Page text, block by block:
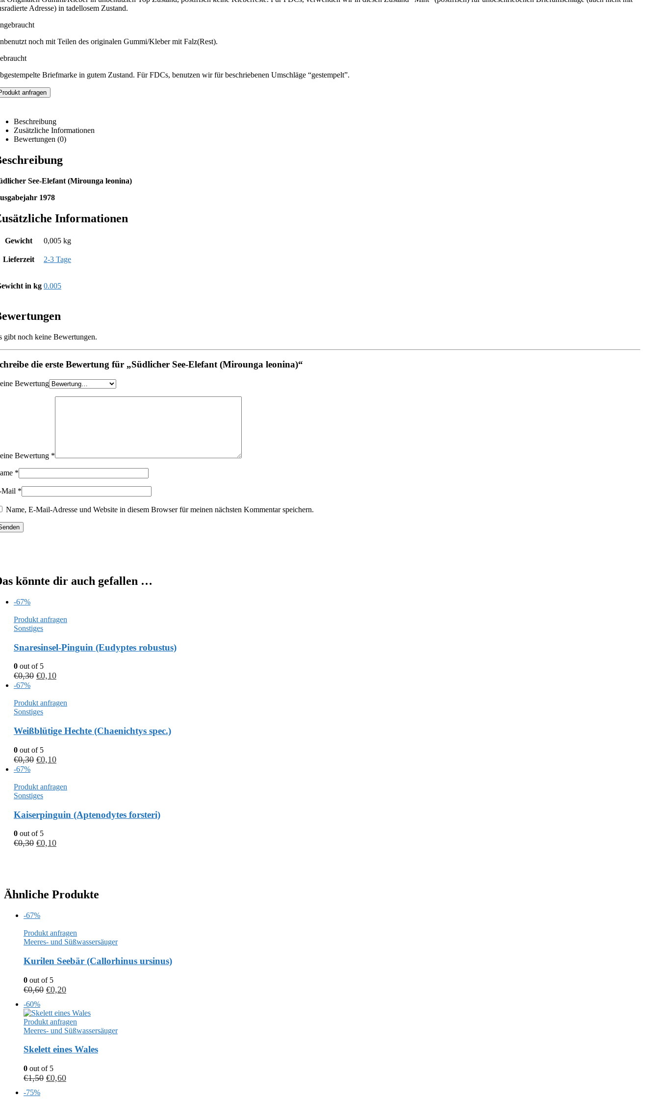
Adresse) in tadellosem Zustand.
noch mit Teilen des originalen Gummi/Kleber mit Falz(Rest).
Briefmarke in gutem Zustand. Für FDCs, benutzen wir für beschriebenen Umschläge “gestempelt”.
anfragen
Beschreibung
Zusätzliche Informationen
Bewertungen (0)
See-Elefant (Mirounga leonina)
1978
Informationen
Gewicht 0,005 kg
Lieferzeit 2-3 Tage
in kg 0.005
gibt noch keine Bewertungen.
die erste Bewertung für „Südlicher See-Elefant (Mirounga leonina)“
Bewertung
Bewertung *
*
Mail *
Name, E-Mail-Adresse und Website in diesem Browser für meinen nächsten Kommentar speichern.
könnte dir auch gefallen …
-67%
Produkt anfragen
Sonstiges
Snaresinsel-Pinguin (Eudyptes robustus)
0 out of 5
€0,30 €0,10
-67%
Produkt anfragen
Sonstiges
Weißblütige Hechte (Chaenichtys spec.)
0 out of 5
€0,30 €0,10
-67%
Produkt anfragen
Sonstiges
Kaiserpinguin (Aptenodytes forsteri)
0 out of 5
€0,30 €0,10
Ähnliche Produkte
-67%
Produkt anfragen
Meeres- und Süßwassersäuger
Kurilen Seebär (Callorhinus ursinus)
0 out of 5
€0,60 €0,20
-60%
Produkt anfragen
Meeres- und Süßwassersäuger
Skelett eines Wales
0 out of 5
€1,50 €0,60
-75%